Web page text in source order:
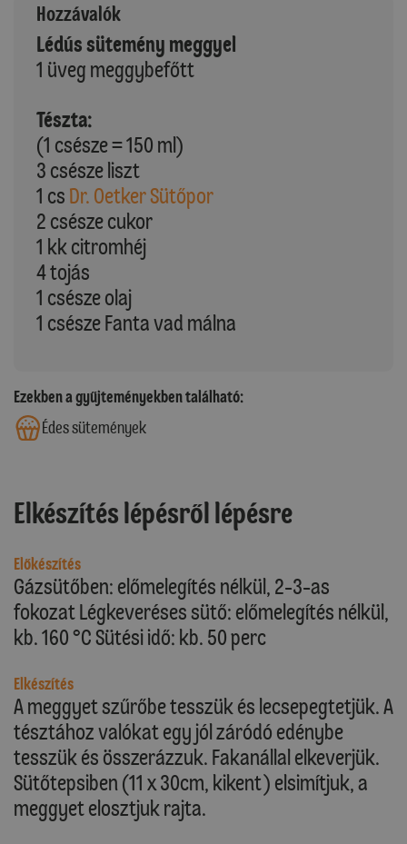
Hozzávalók
Lédús sütemény meggyel
1 üveg meggybefőtt
Tészta:
(1 csésze = 150 ml)
3 csésze liszt
1 cs Dr. Oetker Sütőpor
2 csésze cukor
1 kk citromhéj
4 tojás
1 csésze olaj
1 csésze Fanta vad málna
Ezekben a gyűjteményekben található:
Édes sütemények
Elkészítés lépésről lépésre
Előkészítés
Gázsütőben: előmelegítés nélkül, 2-3-as
fokozat Légkeveréses sütő: előmelegítés nélkül,
kb. 160 °C Sütési idő: kb. 50 perc
Elkészítés
A meggyet szűrőbe tesszük és lecsepegtetjük. A
tésztához valókat egy jól záródó edénybe
tesszük és összerázzuk. Fakanállal elkeverjük.
Sütőtepsiben (11 x 30cm, kikent) elsimítjuk, a
meggyet elosztjuk rajta.